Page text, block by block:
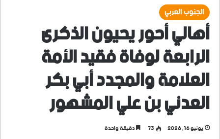
الجنوب العربي
أهالي أحور يحيون الذكرى
الرابعة لوفاة فقيد الأمة
العلامة والمجدد أبي بكر
العدني بن علي المشهور
يونيو 16, 2026 73 دقيقة واحدة